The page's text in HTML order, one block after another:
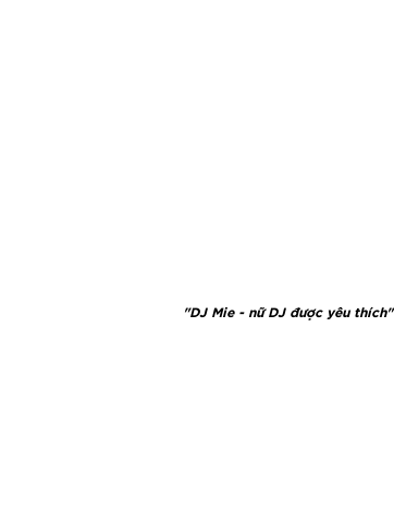
"DJ Mie - nữ DJ được yêu thích"